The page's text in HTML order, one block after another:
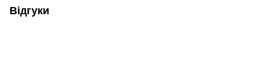
Відгуки